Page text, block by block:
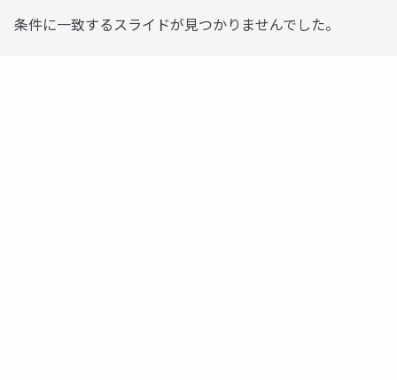
条件に一致するスライドが見つかりませんでした。